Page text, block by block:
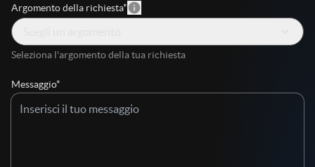
Argomento della richiesta*info
Seleziona l'argomento della tua richiesta
Messaggio*